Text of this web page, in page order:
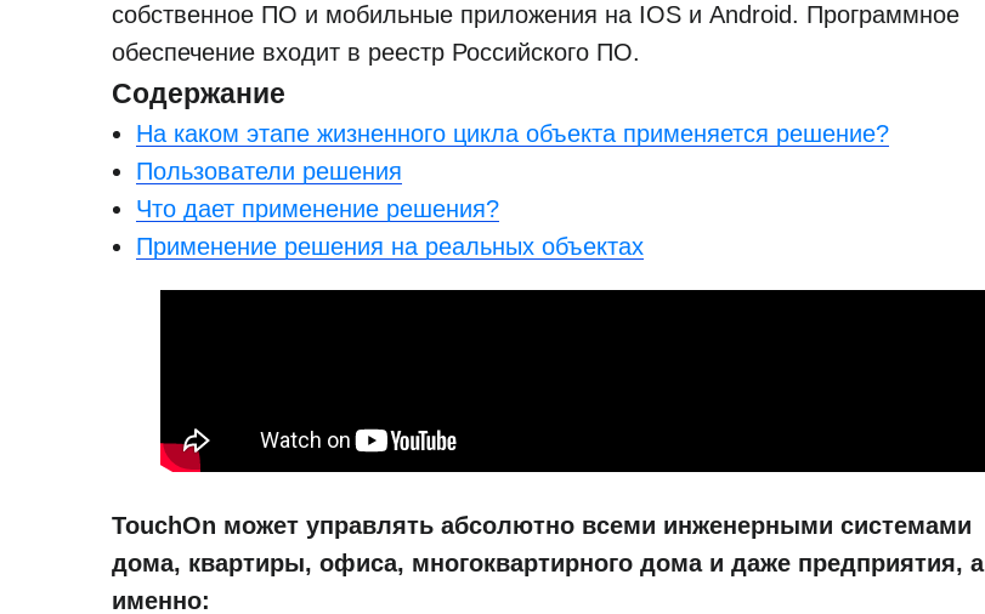
собственное ПО и мобильные приложения на IOS и Android. Программное
обеспечение входит в реестр Российского ПО.
Содержание
На каком этапе жизненного цикла объекта применяется решение?
Пользователи решения
Что дает применение решения?
Применение решения на реальных объектах
TouchOn может управлять абсолютно всеми инженерными системами
дома, квартиры, офиса, многоквартирного дома и даже предприятия, а
именно: